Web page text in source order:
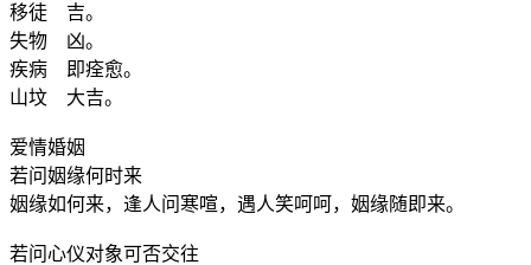
移徒 吉。
失物 凶。
疾病 即痊愈。
山坟 大吉。
爱情婚姻
若问姻缘何时来
姻缘如何来，逢人问寒喧，遇人笑呵呵，姻缘随即来。
若问心仪对象可否交往